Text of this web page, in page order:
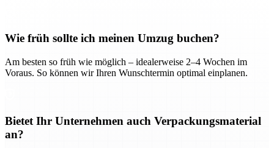
Wie früh sollte ich meinen Umzug buchen?
Am besten so früh wie möglich – idealerweise 2–4 Wochen im
Voraus. So können wir Ihren Wunschtermin optimal einplanen.
Bietet Ihr Unternehmen auch Verpackungsmaterial
an?